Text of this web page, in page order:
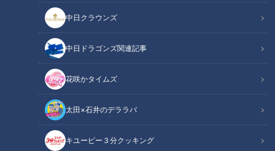
中日クラウンズ
中日ドラゴンズ関連記事
花咲かタイムズ
太田×石井のデララバ
キユーピー３分クッキング